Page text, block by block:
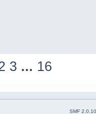
3 ... 16
SMF 2.0.10